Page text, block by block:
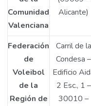
Comunidad
Valenciana
Alicante)
Federación
de
Voleibol
de la
Región de
Carril de la
Condesa –
Edificio
2 Esc., 1 –
30010 –